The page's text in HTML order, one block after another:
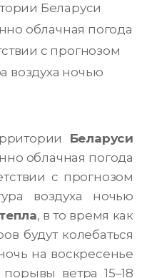
Беларуси
облачная погода
с прогнозом
воздуха ночью
Беларуси
облачная погода
с прогнозом
воздуха ночью
, в то время как
будут колебаться
на воскресенье
ветра 15–18